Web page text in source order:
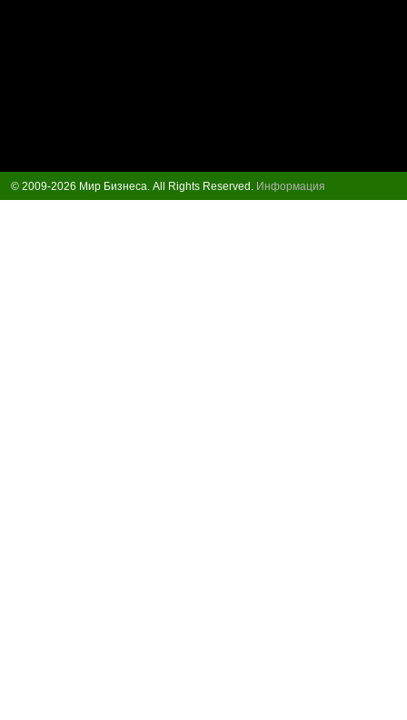
© 2009-2026 Мир Бизнеса. All Rights Reserved. Информация